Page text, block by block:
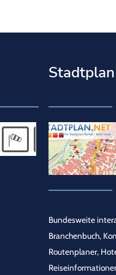
Stadtplan
Bundesweite
Branchenbuch,
Routenplaner,